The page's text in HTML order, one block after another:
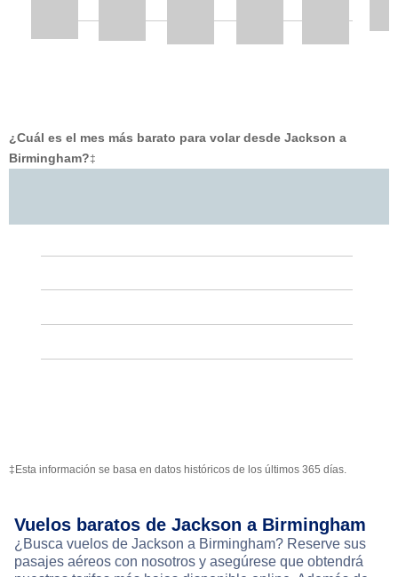
¿Cuál es el mes más barato para volar desde Jackson a
Birmingham?‡
‡Esta información se basa en datos históricos de los últimos 365 días.
Vuelos baratos de Jackson a Birmingham
¿Busca vuelos de Jackson a Birmingham? Reserve sus
pasajes aéreos con nosotros y asegúrese que obtendrá